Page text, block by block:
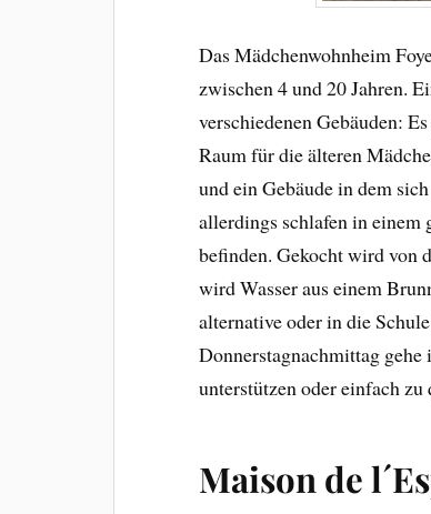
Das Mädchenwohnheim
zwischen 4 und 20 Jahren.
verschiedenen Gebäuden:
Raum für die älteren
und ein Gebäude in dem
allerdings schlafen in einem
befinden. Gekocht wird von
wird Wasser aus einem
alternative oder in die
Donnerstagnachmittag gehe
unterstützen oder einfach
Maison de